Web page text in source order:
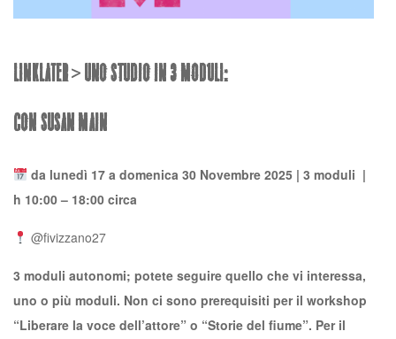
LINKLATER >Uno studio in 3 MODULI:
con Susan Main
da lunedì 17 a domenica 30 Novembre 2025 | 3 moduli |
h 10:00 – 18:00 circa
@fivizzano27
3 moduli autonomi; potete seguire quello che vi interessa,
uno o più moduli. Non ci sono prerequisiti per il workshop
“Liberare la voce dell’attore” o “Storie del fiume”. Per il